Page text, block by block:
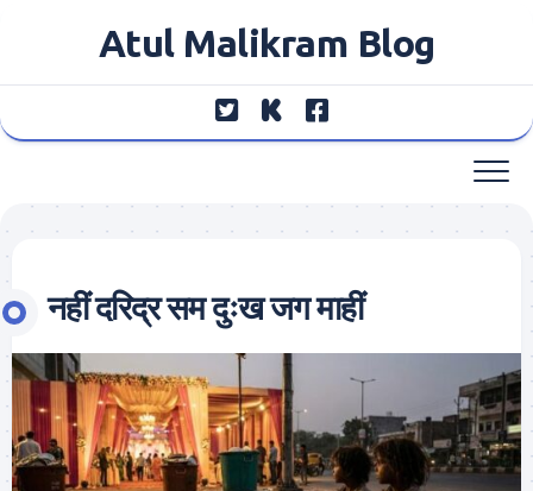
Atul Malikram Blog
नहीं दरिद्र सम दुःख जग माहीं